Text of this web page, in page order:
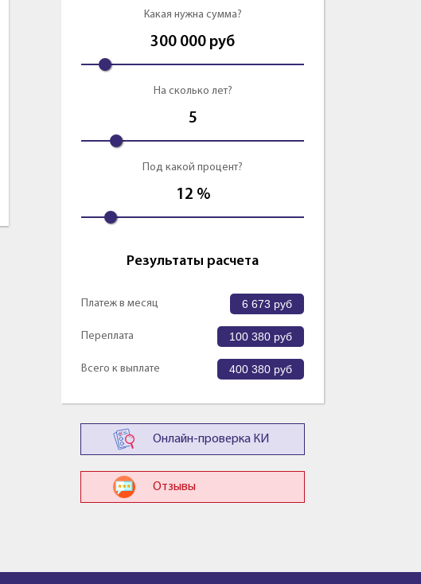
Какая нужна сумма?
300 000 руб
На сколько лет?
5
Под какой процент?
12 %
Результаты расчета
Платеж в месяц 6 673 руб
Переплата 100 380 руб
Всего к выплате 400 380 руб
Онлайн-проверка КИ
Отзывы